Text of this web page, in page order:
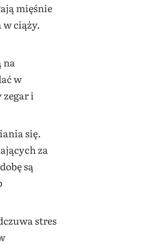
mięśnie
ciąży.
na
w
i
się.
za
są
stres